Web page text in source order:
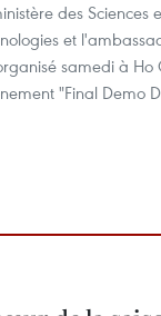
des Sciences
et
samedi à Ho
"Final Demo